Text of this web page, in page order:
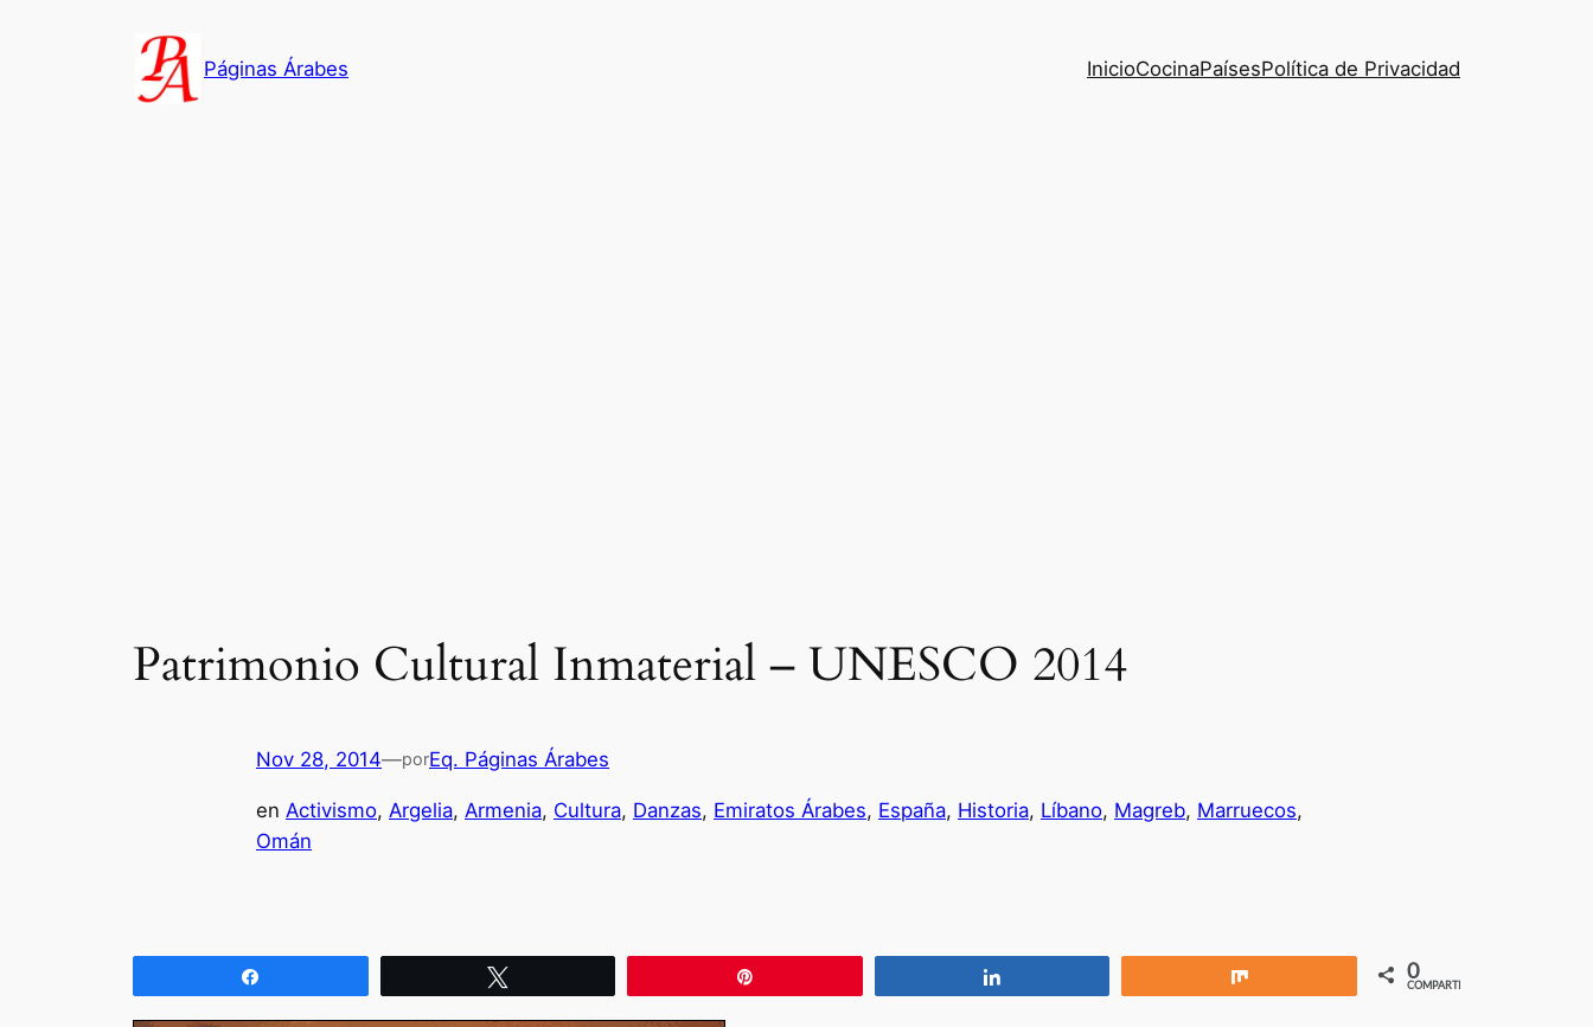
Páginas Árabes InicioCocinaPaísesPolítica de Privacidad
Patrimonio Cultural Inmaterial – UNESCO 2014
Nov 28, 2014—porEq. Páginas Árabes
en Activismo, Argelia, Armenia, Cultura, Danzas, Emiratos Árabes, España, Historia, Líbano, Magreb, Marruecos
Omán
0
COMPARTIR